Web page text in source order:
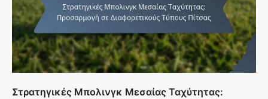
Στρατηγικές Μπολινγκ Μεσαίας Ταχύτητας: